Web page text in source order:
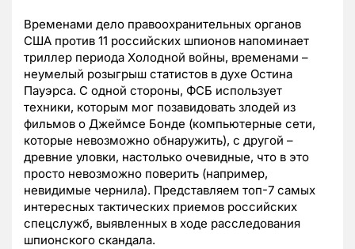
Временами дело правоохранительных органов
США против 11 российских шпионов напоминает
триллер периода Холодной войны, временами –
неумелый розыгрыш статистов в духе Остина
Пауэрса. С одной стороны, ФСБ использует
техники, которым мог позавидовать злодей из
фильмов о Джеймсе Бонде (компьютерные сети,
которые невозможно обнаружить), с другой –
древние уловки, настолько очевидные, что в это
просто невозможно поверить (например,
невидимые чернила). Представляем топ-7 самых
интересных тактических приемов российских
спецслужб, выявленных в ходе расследования
шпионского скандала.